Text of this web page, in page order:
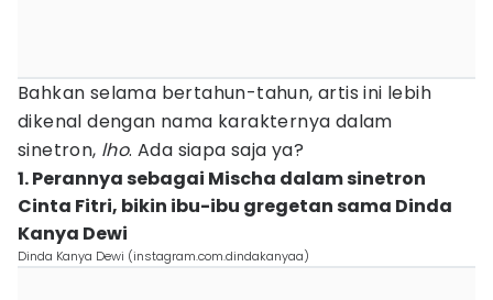
Bahkan selama bertahun-tahun, artis ini lebih
dikenal dengan nama karakternya dalam
sinetron, lho. Ada siapa saja ya?
1. Perannya sebagai Mischa dalam sinetron
Cinta Fitri, bikin ibu-ibu gregetan sama Dinda
Kanya Dewi
Dinda Kanya Dewi (instagram.com.dindakanyaa)